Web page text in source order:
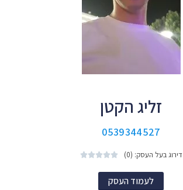
זליג הקטן
0539344527
דירוג בעל העסק: (0) 




לעמוד העסק